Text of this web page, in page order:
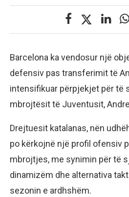
Barcelona ka vendosur një
defensiv pas transferimit të
intensifikuar përpjekjet për të
mbrojtësit të Juventusit,
Drejtuesit katalanas, nën
po kërkojnë një profil ofensiv
mbrojtjes, me synimin për të
dinamizëm dhe alternativa
sezonin e ardhshëm.